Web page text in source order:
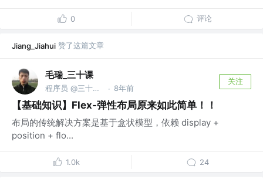
0 评论
Jiang_Jiahui 赞了这篇文章
毛瑞_三十课
程序员 @三十课 30ke.cn · 8年前
关注
【基础知识】Flex-弹性布局原来如此简单！！
布局的传统解决方案是基于盒状模型，依赖 display +
position + flo...
1.0k 24